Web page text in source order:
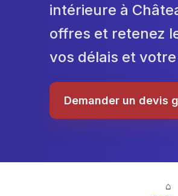
intérieure à
offres et retenez
vos délais et
Demander un devis
⌂